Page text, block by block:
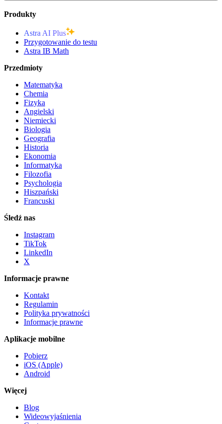
Produkty
Astra AI Plus
Przygotowanie do testu
Astra IB Math
Przedmioty
Matematyka
Chemia
Fizyka
Angielski
Niemiecki
Biologia
Geografia
Historia
Ekonomia
Informatyka
Filozofia
Psychologia
Hiszpański
Francuski
Śledź nas
Instagram
TikTok
LinkedIn
X
Informacje prawne
Kontakt
Regulamin
Polityka prywatności
Informacje prawne
Aplikacje mobilne
Pobierz
iOS (Apple)
Android
Więcej
Blog
Wideowyjaśnienia